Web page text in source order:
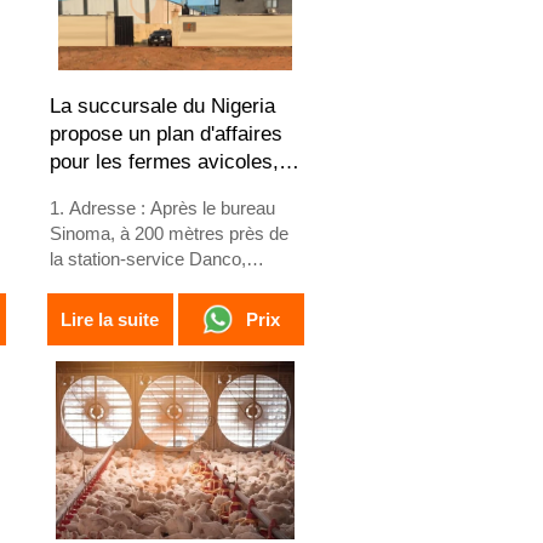
La succursale du Nigeria
propose un plan d'affaires
pour les fermes avicoles,
pour fermes avicoles
1. Adresse : Après le bureau
Sinoma, à 200 mètres près de
la station-service Danco,
État de Lagos, Nigeria
2. Usine de cages de volaille et
d'équipements de ferme
avicole et stock à vendre
3. Personnalisé pour les
fermes avicoles nigérianes
4. La qualité et la conception
sont basées sur les normes
européennes
5. Réception en ligne 24h/24
Lire la suite Prix